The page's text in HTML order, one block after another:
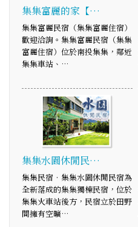
集集富麗的家【…
集集富麗民宿（集集富麗住宿）
歡迎洽詢。集集富麗民宿（集集
富麗住宿）位於南投集集，鄰近
集集車站、…
集集水園休閒民…
集集民宿‧集集水園休閒民宿為
全新落成的集集獨棟民宿，位於
集集火車站後方，民宿立於田野
間擁有空曠…